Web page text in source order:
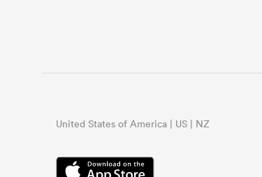
United States of America | US | NZ